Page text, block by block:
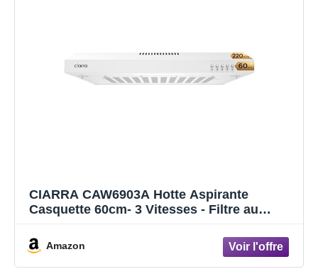
CIARRA CAW6903A Hotte Aspirante
Casquette 60cm- 3 Vitesses - Filtre au
Eclairage LED - Evacuation et Recyclage -
Hotte de Cuisine - Blanc
Amazon